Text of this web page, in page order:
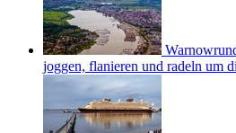
joggen, flanieren und radeln um